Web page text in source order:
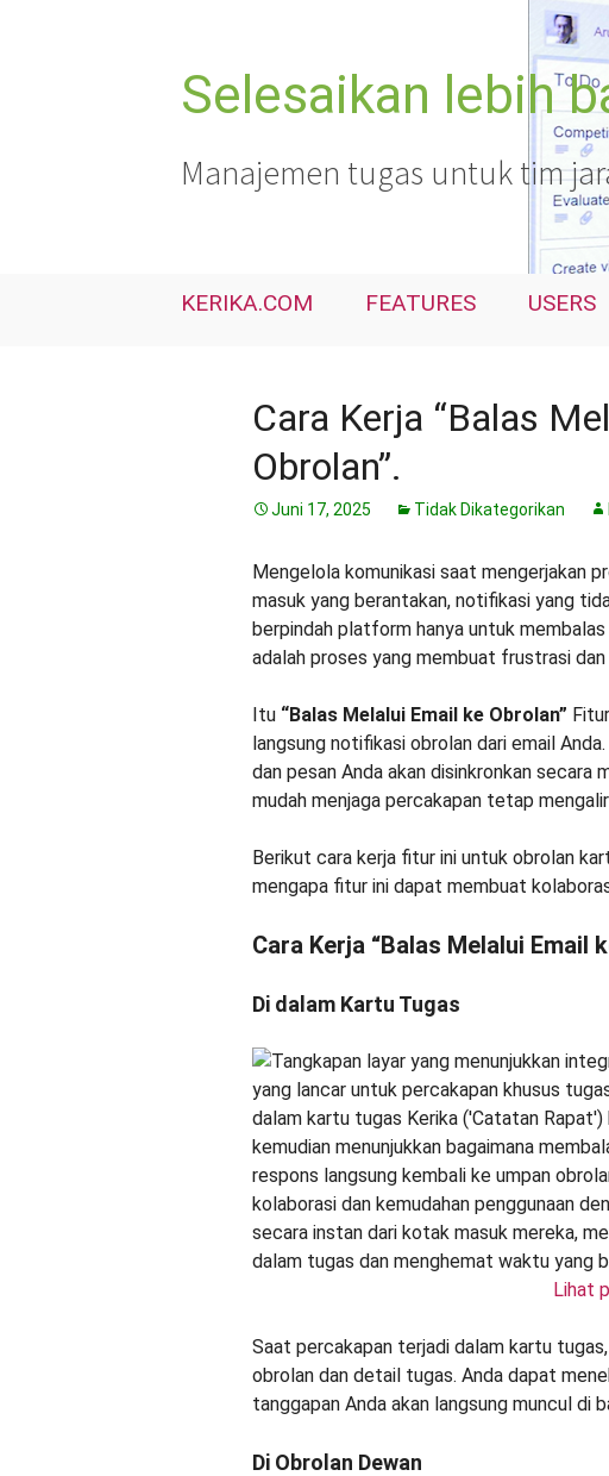
Selesaikan lebih
Manajemen tugas untuk tim
KERIKA.COM FEATURES USERS
Cara Kerja “Balas
Obrolan”.
Juni 17, 2025 Tidak Dikategorikan
Mengelola komunikasi saat mengerjakan
masuk yang berantakan, notifikasi yang
berpindah platform hanya untuk
adalah proses yang membuat frustrasi
Itu “Balas Melalui Email ke Obrolan”
langsung notifikasi obrolan dari email
dan pesan Anda akan disinkronkan secara
mudah menjaga percakapan tetap
Berikut cara kerja fitur ini untuk obrolan
mengapa fitur ini dapat membuat
Cara Kerja “Balas Melalui Email
Di dalam Kartu Tugas
Lihat
Saat percakapan terjadi dalam kartu
obrolan dan detail tugas. Anda dapat
tanggapan Anda akan langsung muncul di
Di Obrolan Dewan